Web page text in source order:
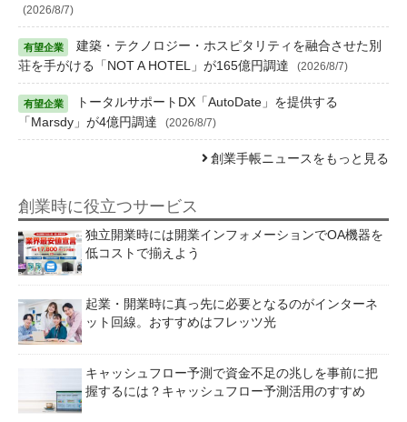
(2026/8/7)
建築・テクノロジー・ホスピタリティを融合させた別
荘を手がける「NOT A HOTEL」が165億円調達
(2026/8/7)
トータルサポートDX「AutoDate」を提供する
「Marsdy」が4億円調達
(2026/8/7)
創業手帳ニュースをもっと見る
創業時に役立つサービス
独立開業時には開業インフォメーションでOA機器を
低コストで揃えよう
起業・開業時に真っ先に必要となるのがインターネ
ット回線。おすすめはフレッツ光
キャッシュフロー予測で資金不足の兆しを事前に把
握するには？キャッシュフロー予測活用のすすめ